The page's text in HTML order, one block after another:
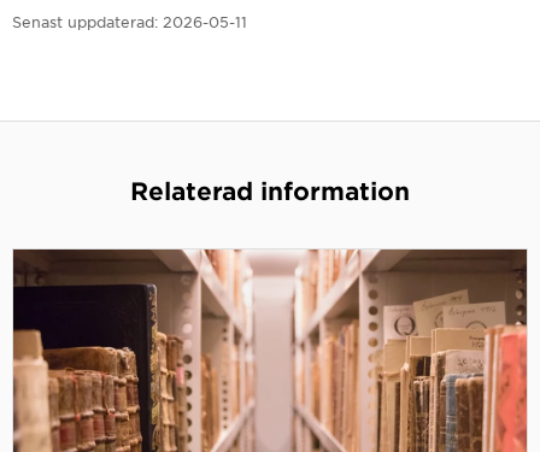
Senast uppdaterad: 2026-05-11
Relaterad information